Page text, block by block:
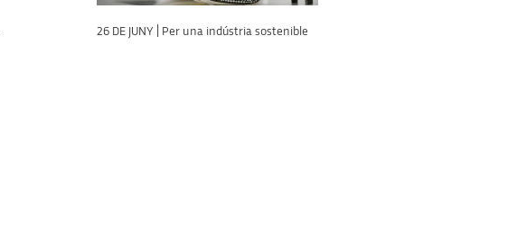
26 DE JUNY | Per una indústria sostenible